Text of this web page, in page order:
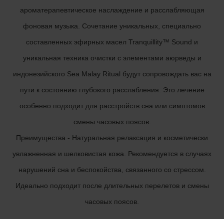
ароматерапевтическое наслаждение и расслабляющая
фоновая музыка. Сочетание уникальных, специально
составленных эфирных масел Tranquillity™ Sound и
уникальная техника очистки с элементами аюрведы и
индонезийского Sea Malay Ritual будут сопровождать вас на
пути к состоянию глубокого расслабления. Это лечение
особенно подходит для расстройств сна или симптомов
смены часовых поясов.
Преимущества - Натуральная релаксация и косметически
увлажненная и шелковистая кожа. Рекомендуется в случаях
нарушений сна и беспокойства, связанного со стрессом.
Идеально подходит после длительных перелетов и смены
часовых поясов.